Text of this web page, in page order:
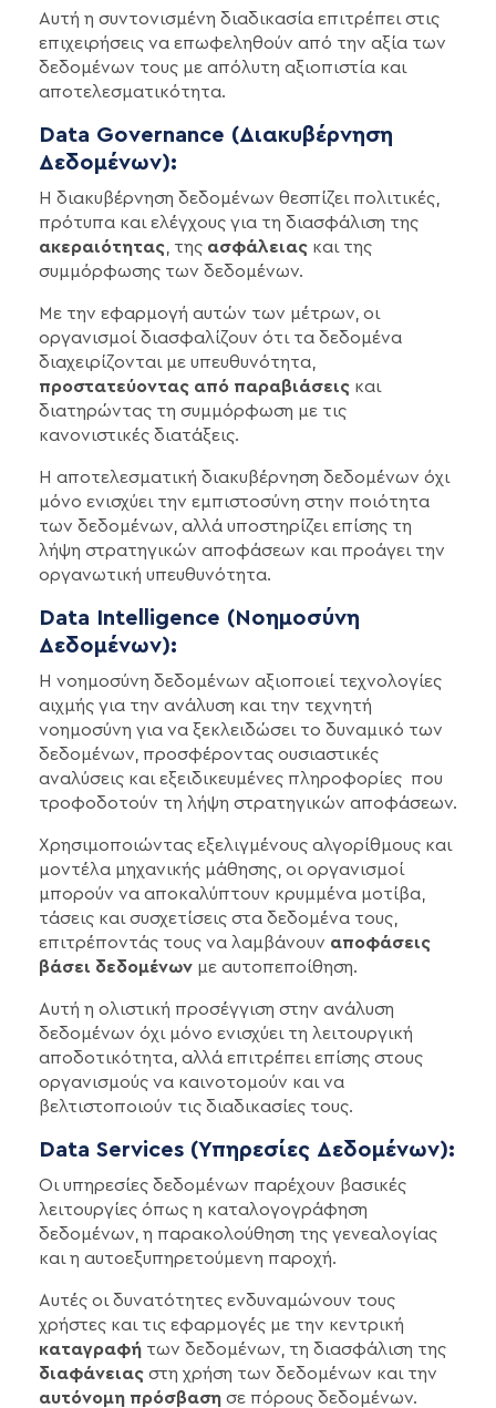
Αυτή η συντονισμένη διαδικασία επιτρέπει στις
επιχειρήσεις να επωφεληθούν από την αξία των
δεδομένων τους με απόλυτη αξιοπιστία και
αποτελεσματικότητα.
Data Governance (Διακυβέρνηση
Δεδομένων):
Η διακυβέρνηση δεδομένων θεσπίζει πολιτικές,
πρότυπα και ελέγχους για τη διασφάλιση της
ακεραιότητας , της ασφάλειας και της
συμμόρφωσης των δεδομένων.
Με την εφαρμογή αυτών των μέτρων, οι
οργανισμοί διασφαλίζουν ότι τα δεδομένα
διαχειρίζονται με υπευθυνότητα,
προστατεύοντας από παραβιάσεις και
διατηρώντας τη συμμόρφωση με τις
κανονιστικές διατάξεις.
Η αποτελεσματική διακυβέρνηση δεδομένων όχι
μόνο ενισχύει την εμπιστοσύνη στην ποιότητα
των δεδομένων, αλλά υποστηρίζει επίσης τη
λήψη στρατηγικών αποφάσεων και προάγει την
οργανωτική υπευθυνότητα.
Data Intelligence (Νοημοσύνη
Δεδομένων):
Η νοημοσύνη δεδομένων αξιοποιεί τεχνολογίες
αιχμής για την ανάλυση και την τεχνητή
νοημοσύνη για να ξεκλειδώσει το δυναμικό των
δεδομένων, προσφέροντας ουσιαστικές
αναλύσεις και εξειδικευμένες πληροφορίες που
τροφοδοτούν τη λήψη στρατηγικών αποφάσεων.
Χρησιμοποιώντας εξελιγμένους αλγορίθμους και
μοντέλα μηχανικής μάθησης, οι οργανισμοί
μπορούν να αποκαλύπτουν κρυμμένα μοτίβα,
τάσεις και συσχετίσεις στα δεδομένα τους,
επιτρέποντάς τους να λαμβάνουν αποφάσεις
βάσει δεδομένων με αυτοπεποίθηση.
Αυτή η ολιστική προσέγγιση στην ανάλυση
δεδομένων όχι μόνο ενισχύει τη λειτουργική
αποδοτικότητα, αλλά επιτρέπει επίσης στους
οργανισμούς να καινοτομούν και να
βελτιστοποιούν τις διαδικασίες τους.
Data Services (Υπηρεσίες Δεδομένων):
Οι υπηρεσίες δεδομένων παρέχουν βασικές
λειτουργίες όπως η καταλογογράφηση
δεδομένων, η παρακολούθηση της γενεαλογίας
και η αυτοεξυπηρετούμενη παροχή.
Αυτές οι δυνατότητες ενδυναμώνουν τους
χρήστες και τις εφαρμογές με την κεντρική
καταγραφή των δεδομένων, τη διασφάλιση της
διαφάνειας στη χρήση των δεδομένων και την
αυτόνομη πρόσβαση σε πόρους δεδομένων.